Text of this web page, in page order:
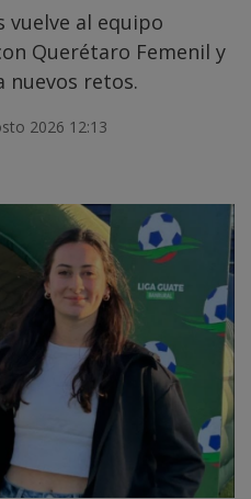
vuelve al equipo
Querétaro Femenil y
retos.
2026 12:13